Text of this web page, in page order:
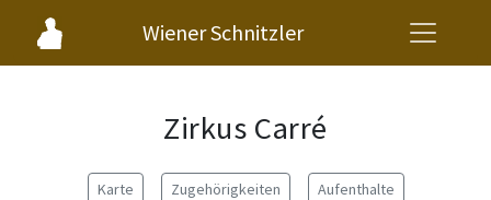
Wiener Schnitzler
Zirkus Carré
Karte Zugehörigkeiten Aufenthalte